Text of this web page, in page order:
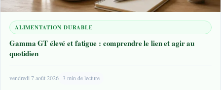
ALIMENTATION DURABLE
Gamma GT élevé et fatigue : comprendre le lien et agir au
quotidien
vendredi 7 août 2026 3 min de lecture